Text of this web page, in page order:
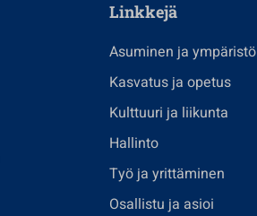
Linkkejä
Asuminen ja ympäristö
Kasvatus ja opetus
Kulttuuri ja liikunta
Hallinto
Työ ja yrittäminen
Osallistu ja asioi